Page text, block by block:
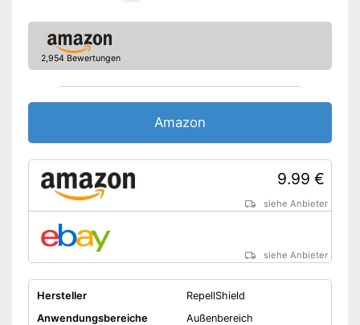
2,954 Bewertungen
Amazon
9.99 €
siehe Anbieter
siehe Anbieter
Hersteller
RepellShield
Anwendungsbereiche
Außenbereich